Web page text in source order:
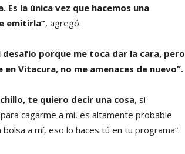
Es la única vez que hacemos una
emitirla”, agregó.
desafío porque me toca dar la cara, pero
Vitacura, no me amenaces de nuevo”.
te quiero decir una cosa, si
cagarme a mí, es altamente probable
a mí, eso lo haces tú en tu programa”.